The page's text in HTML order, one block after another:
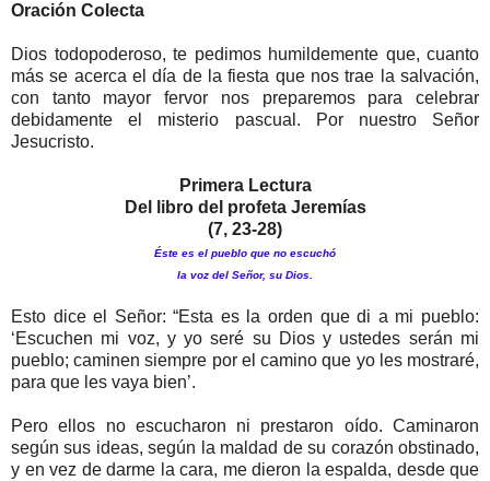
Oración Colecta
Dios todopoderoso, te pedimos humildemente que, cuanto
más se acerca el día de la fiesta que nos trae la salvación,
con tanto mayor fervor nos preparemos para celebrar
debidamente el misterio pascual. Por nuestro Señor
Jesucristo.
Primera Lectura
Del libro del profeta Jeremías
(7, 23-28)
Éste es el pueblo que no escuchó
la voz del Señor, su Dios.
Esto dice el Señor: “Esta es la orden que di a mi pueblo:
‘Escuchen mi voz, y yo seré su Dios y ustedes serán mi
pueblo; caminen siempre por el camino que yo les mostraré,
para que les vaya bien’.
Pero ellos no escucharon ni prestaron oído. Caminaron
según sus ideas, según la maldad de su corazón obstinado,
y en vez de darme la cara, me dieron la espalda, desde que